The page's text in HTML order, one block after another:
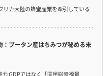
リカ大陸の蜂蜜産業を牽引している
：ブータン産はちみつが秘める未